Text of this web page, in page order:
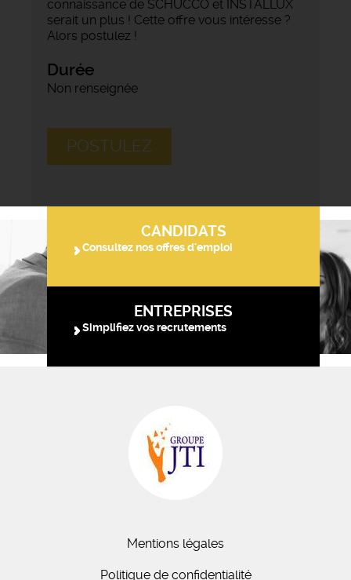
connaissance de SCHUCCO et INSTALLUX
serait un plus ! Cette offre vous intéresse ?
Alors postulez !
Durée
Non renseignée
POSTULEZ
CANDIDATS
Consultez nos offres d'emploi
ENTREPRISES
Simplifiez vos recrutements
Mentions légales
Politique de confidentialité